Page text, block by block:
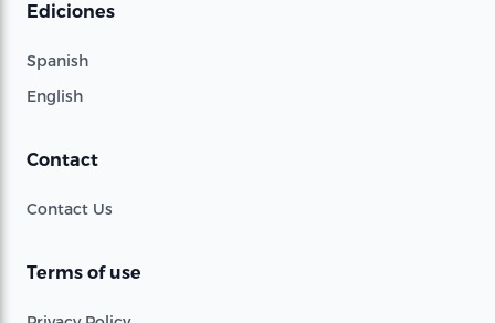
Ediciones
Spanish
English
Contact
Contact Us
Terms of use